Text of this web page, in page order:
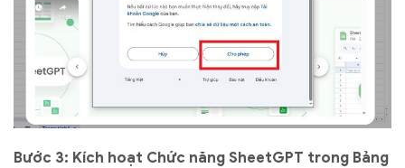
Bước 3: Kích hoạt Chức năng SheetGPT trong Bảng